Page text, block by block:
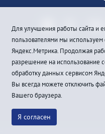
Sign In
Для улучшения работы сайта и
пользователями мы
Яндекс.Метрика. Продолжая
разрешение на использование
обработку данных сервисом
Вы всегда можете отключить
Вашего браузера.
Я согласен